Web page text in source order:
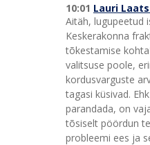
10:01 Lauri Laats
Aitäh, lugupeetud
Keskerakonna
tõkestamise
valitsuse poole,
kordusvarguste
tagasi küsivad.
parandada, on
tõsiselt pöördun
probleemi ees ja